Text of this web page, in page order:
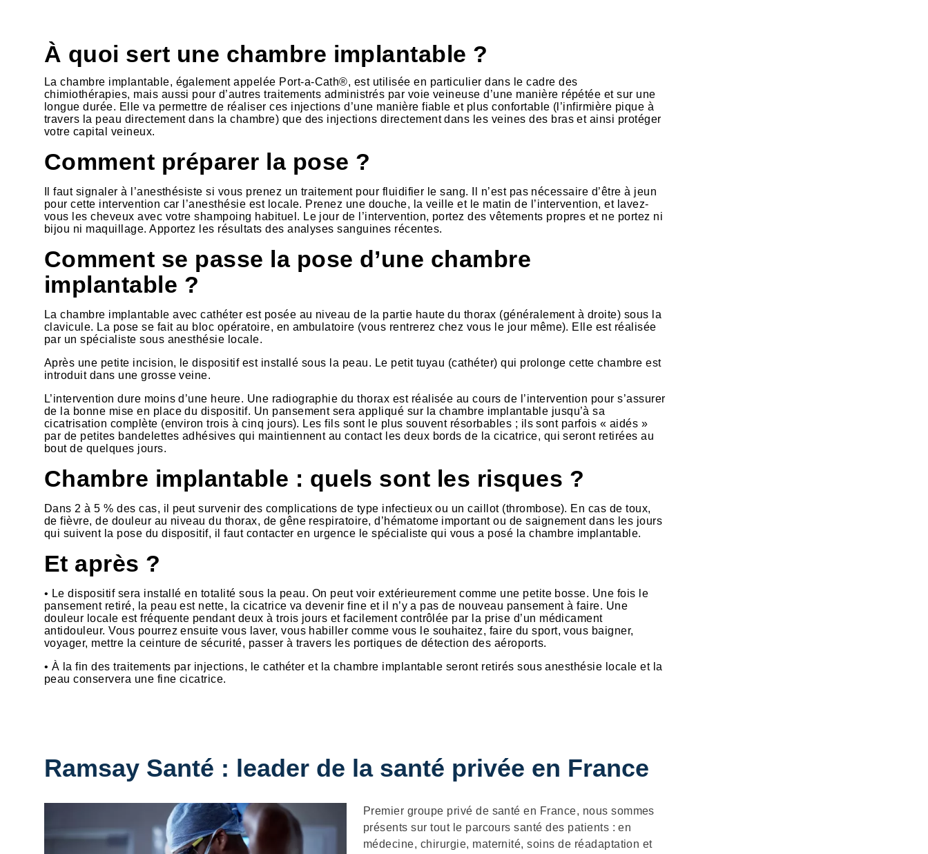
HTML
À quoi sert une chambre implantable ?
La chambre implantable, également appelée Port-a-Cath®, est utilisée en particulier dans le cadre des
chimiothérapies, mais aussi pour d’autres traitements administrés par voie veineuse d’une manière répétée et sur une
longue durée. Elle va permettre de réaliser ces injections d’une manière fiable et plus confortable (l’infirmière pique à
travers la peau directement dans la chambre) que des injections directement dans les veines des bras et ainsi protéger
votre capital veineux.
Comment préparer la pose ?
Il faut signaler à l’anesthésiste si vous prenez un traitement pour fluidifier le sang. Il n’est pas nécessaire d’être à jeun
pour cette intervention car l’anesthésie est locale. Prenez une douche, la veille et le matin de l’intervention, et lavez-
vous les cheveux avec votre shampoing habituel. Le jour de l’intervention, portez des vêtements propres et ne portez ni
bijou ni maquillage. Apportez les résultats des analyses sanguines récentes.
Comment se passe la pose d’une chambre
implantable ?
La chambre implantable avec cathéter est posée au niveau de la partie haute du thorax (généralement à droite) sous la
clavicule. La pose se fait au bloc opératoire, en ambulatoire (vous rentrerez chez vous le jour même). Elle est réalisée
par un spécialiste sous anesthésie locale.
Après une petite incision, le dispositif est installé sous la peau. Le petit tuyau (cathéter) qui prolonge cette chambre est
introduit dans une grosse veine.
L’intervention dure moins d’une heure. Une radiographie du thorax est réalisée au cours de l’intervention pour s’assurer
de la bonne mise en place du dispositif. Un pansement sera appliqué sur la chambre implantable jusqu’à sa
cicatrisation complète (environ trois à cinq jours). Les fils sont le plus souvent résorbables ; ils sont parfois « aidés »
par de petites bandelettes adhésives qui maintiennent au contact les deux bords de la cicatrice, qui seront retirées au
bout de quelques jours.
Chambre implantable : quels sont les risques ?
Dans 2 à 5 % des cas, il peut survenir des complications de type infectieux ou un caillot (thrombose). En cas de toux,
de fièvre, de douleur au niveau du thorax, de gêne respiratoire, d’hématome important ou de saignement dans les jours
qui suivent la pose du dispositif, il faut contacter en urgence le spécialiste qui vous a posé la chambre implantable.
Et après ?
• Le dispositif sera installé en totalité sous la peau. On peut voir extérieurement comme une petite bosse. Une fois le
pansement retiré, la peau est nette, la cicatrice va devenir fine et il n’y a pas de nouveau pansement à faire. Une
douleur locale est fréquente pendant deux à trois jours et facilement contrôlée par la prise d’un médicament
antidouleur. Vous pourrez ensuite vous laver, vous habiller comme vous le souhaitez, faire du sport, vous baigner,
voyager, mettre la ceinture de sécurité, passer à travers les portiques de détection des aéroports.
• À la fin des traitements par injections, le cathéter et la chambre implantable seront retirés sous anesthésie locale et la
peau conservera une fine cicatrice.
Ramsay Santé : leader de la santé privée en France
Description
Premier groupe privé de santé en France, nous sommes
présents sur tout le parcours santé des patients : en
médecine, chirurgie, maternité, soins de réadaptation et